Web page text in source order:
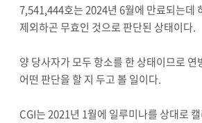
7,541,444호는 2024년 6월에 만료되는데
제외하곤 무효인 것으로 판단된 상태이다.
양 당사자가 모두 항소를 한 상태이므로
어떤 판단을 할 지 두고 볼 일이다.
CGI는 2021년 1월에 일루미나를 상대로